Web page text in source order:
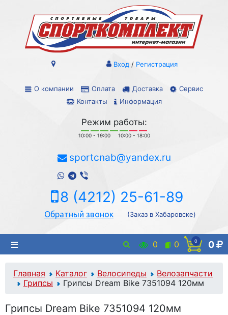
О компании Оплата Доставка
Сервис
Контакты
Информация
Вход / Регистрация
Режим работы:
10:00 - 19:00 10:00 - 18:00
sportcnab@yandex.ru
8 (4212) 25-61-89
Обратный звонок (Заказ в Хабаровске)
0 0 0 0
Главная Каталог Велосипеды
Велозапчасти
Грипсы
Грипсы Dream Bike 7351094 120мм
Грипсы Dream Bike 7351094 120мм